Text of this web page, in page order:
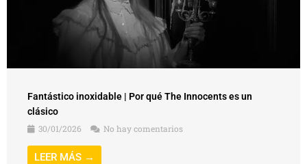
Fantástico inoxidable | Por qué The Innocents es un
clásico
30/01/2026
No hay comentarios
LEER MÁS →